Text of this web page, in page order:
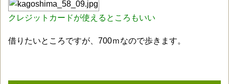
クレジットカードが使えるところもいい
借りたいところですが、700ｍなので歩きます。